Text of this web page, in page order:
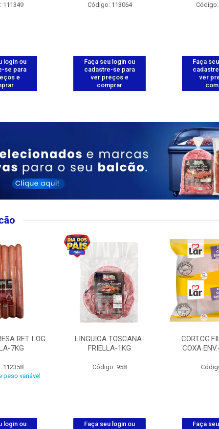
111349
login ou
se para
e
Código: 113064
Faça seu login ou
cadastre-se para
ver preços e
comprar
Código:
Faça
ver
RET. LOG
7KG
112358
peso variável
login ou
LINGUICA TOSCANA-
FRIELLA-1KG
Código: 958
Faça seu login ou
COXA
Faça